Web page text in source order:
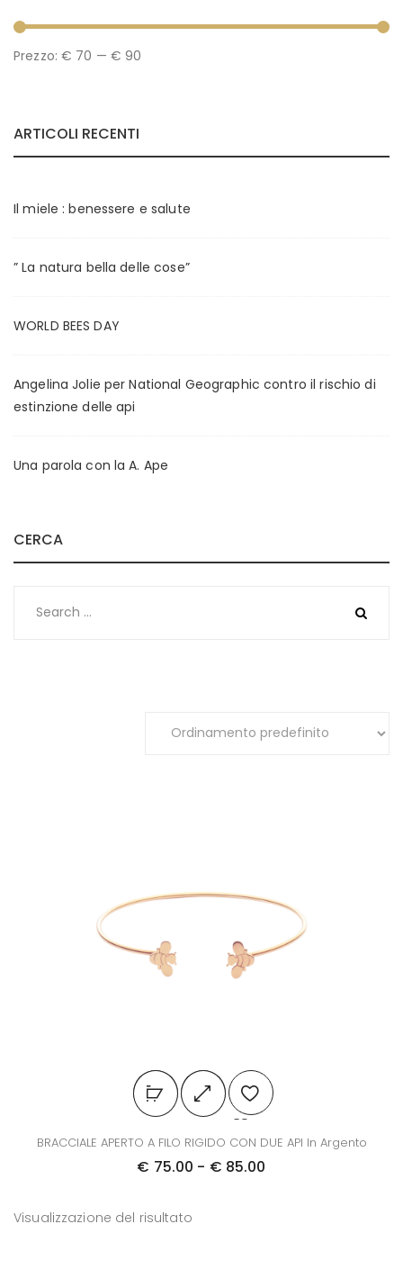
P
z
o
i
P
z
o
a
Prezzo:€ 70 — € 90
ARTICOLI RECENTI
Il miele : benessere e salute
” La natura bella delle cose”
WORLD BEES DAY
Angelina Jolie per National Geographic contro il rischio di
estinzione delle api
Una parola con la A. Ape
CERCA
u
BRACCIALE APERTO A FILO RIGIDO CON DUE API In Argento
€ 75.00 - € 85.00
Visualizzazione del risultato